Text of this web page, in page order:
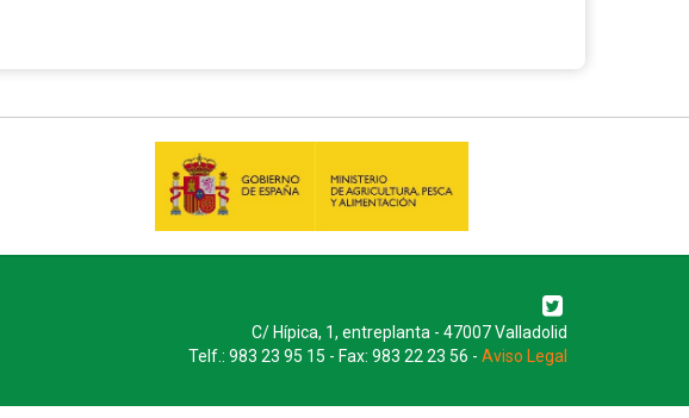
C/ Hípica, 1, entreplanta - 47007 Valladolid
Telf.: 983 23 95 15 - Fax: 983 22 23 56 - Aviso Legal